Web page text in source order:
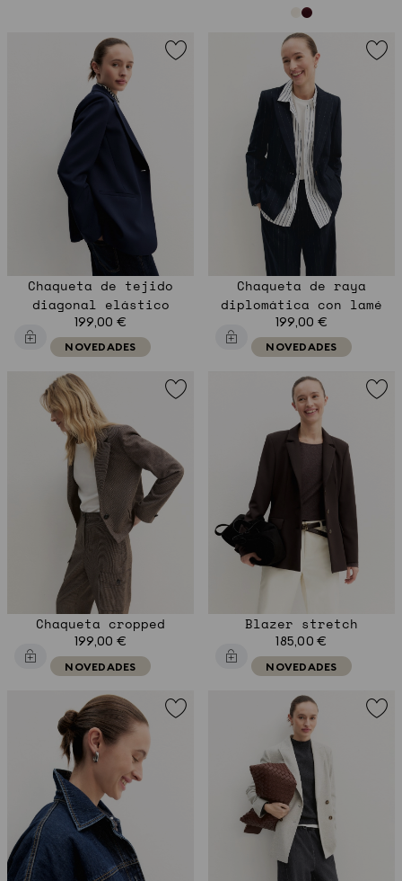
Chaqueta de tejido
diagonal elástico
199,00 €
NOVEDADES
Chaqueta de raya
diplomática con lamé
199,00 €
NOVEDADES
Chaqueta cropped
199,00 €
NOVEDADES
Blazer stretch
185,00 €
NOVEDADES